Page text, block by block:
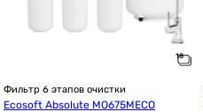
Фильтр 6 этапов очистки
Ecosoft Absolute MO675MECO